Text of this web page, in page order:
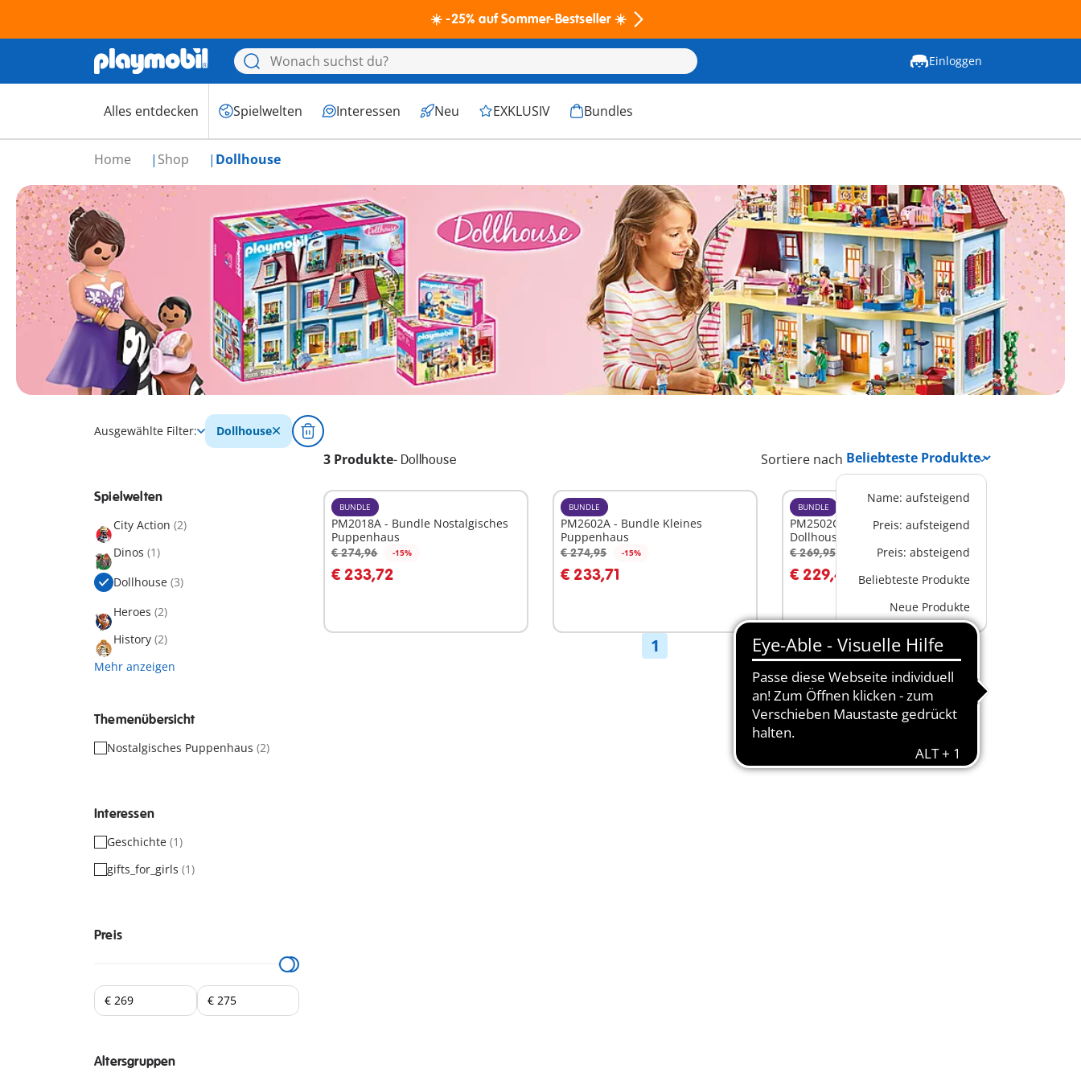
☀️ -25% auf Sommer-Bestseller ☀️
Einloggen
Alles entdecken Spielwelten Interessen Neu EXKLUSIV Bundles
Home Shop Dollhouse
Ausgewählte Filter: Dollhouse
3 Produkte- Dollhouse Sortiere nach
Name: aufsteigend
Preis: aufsteigend
Preis: absteigend
Beliebteste Produkte
Neue Produkte
Spielwelten
City Action (2)
Dinos (1)
Dollhouse (3)
Heroes (2)
History (2)
Mehr anzeigen
Themenübersicht
Nostalgisches Puppenhaus (2)
Interessen
Geschichte (1)
gifts_for_girls (1)
Preis
Altersgruppen
BUNDLE
PM2018A - Bundle Nostalgisches
Puppenhaus
€ 274,96 -15%
€ 233,72
BUNDLE
PM2602A - Bundle Kleines
Puppenhaus
€ 274,95 -15%
€ 233,71
BUNDLE
PM2502G - Starter Bundle
Dollhouse
€ 269,95
€ 229,46
1